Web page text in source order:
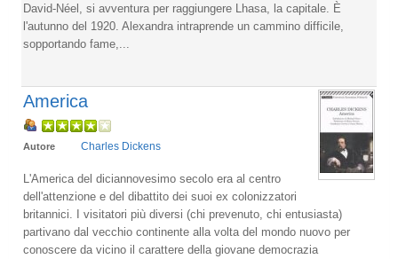
David-Néel, si avventura per raggiungere Lhasa, la capitale. È
l'autunno del 1920. Alexandra intraprende un cammino difficile,
sopportando fame,...
America
Autore Charles Dickens
L'America del diciannovesimo secolo era al centro
dell'attenzione e del dibattito dei suoi ex colonizzatori
britannici. I visitatori più diversi (chi prevenuto, chi entusiasta)
partivano dal vecchio continente alla volta del mondo nuovo per
conoscere da vicino il carattere della giovane democrazia